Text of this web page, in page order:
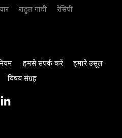
राहुल गांधी
रेसिपी
हमसे संपर्क करें
हमारे उसूल
विषय संग्रह